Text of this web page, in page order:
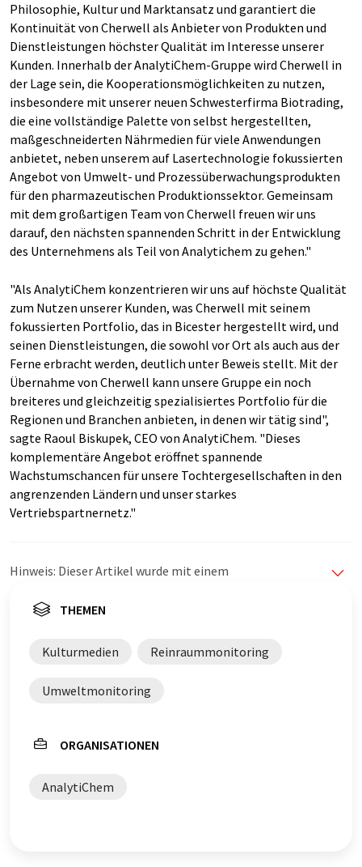
Philosophie, Kultur und Marktansatz und garantiert die
Kontinuität von Cherwell als Anbieter von Produkten und
Dienstleistungen höchster Qualität im Interesse unserer
Kunden. Innerhalb der AnalytiChem-Gruppe wird Cherwell in
der Lage sein, die Kooperationsmöglichkeiten zu nutzen,
insbesondere mit unserer neuen Schwesterfirma Biotrading,
die eine vollständige Palette von selbst hergestellten,
maßgeschneiderten Nährmedien für viele Anwendungen
anbietet, neben unserem auf Lasertechnologie fokussierten
Angebot von Umwelt- und Prozessüberwachungsprodukten
für den pharmazeutischen Produktionssektor. Gemeinsam
mit dem großartigen Team von Cherwell freuen wir uns
darauf, den nächsten spannenden Schritt in der Entwicklung
des Unternehmens als Teil von Analytichem zu gehen."
"Als AnalytiChem konzentrieren wir uns auf höchste Qualität
zum Nutzen unserer Kunden, was Cherwell mit seinem
fokussierten Portfolio, das in Bicester hergestellt wird, und
seinen Dienstleistungen, die sowohl vor Ort als auch aus der
Ferne erbracht werden, deutlich unter Beweis stellt. Mit der
Übernahme von Cherwell kann unsere Gruppe ein noch
breiteres und gleichzeitig spezialisiertes Portfolio für die
Regionen und Branchen anbieten, in denen wir tätig sind",
sagte Raoul Biskupek, CEO von AnalytiChem. "Dieses
komplementäre Angebot eröffnet spannende
Wachstumschancen für unsere Tochtergesellschaften in den
angrenzenden Ländern und unser starkes
Vertriebspartnernetz."
Hinweis: Dieser Artikel wurde mit einem
LUMITOS bietet diese automatischen Übersetzungen
Nachrichten zu präsentieren. Da dieser Artikel mit
automatischer Übersetzung übersetzt wurde, ist es
möglich, dass er Fehler im Vokabular, in der Syntax oder
in der Grammatik enthält. Den ursprünglichen Artikel in
THEMEN
Kulturmedien Reinraummonitoring
Umweltmonitoring
ORGANISATIONEN
AnalytiChem